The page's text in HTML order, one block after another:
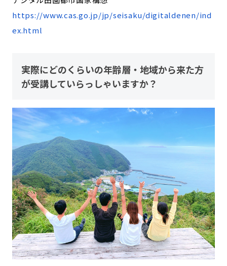
https://www.cas.go.jp/jp/seisaku/digitaldenen/ind
ex.html
実際にどのくらいの年齢層・地域から来た方
が受講していらっしゃいますか？